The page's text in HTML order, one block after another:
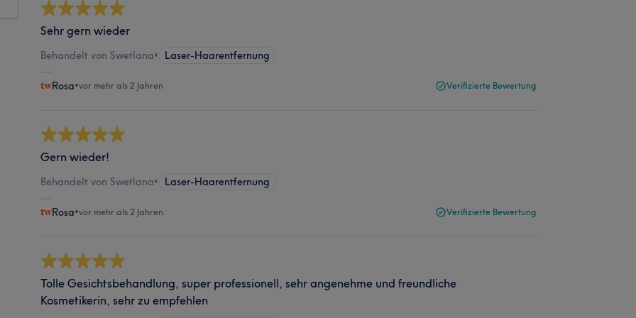
Sehr gern wieder
Behandelt von Swetlana• Laser-Haarentfernung
Rosa•vor mehr als 2 Jahren Verifizierte Bewertung
Gern wieder!
Behandelt von Swetlana• Laser-Haarentfernung
Rosa•vor mehr als 2 Jahren Verifizierte Bewertung
Tolle Gesichtsbehandlung, super professionell, sehr angenehme und freundliche
Kosmetikerin, sehr zu empfehlen